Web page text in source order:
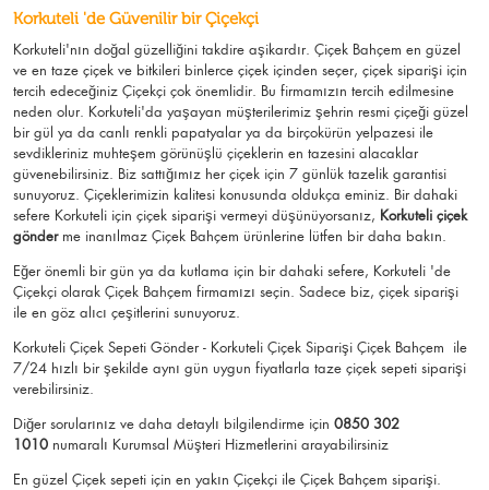
Korkuteli 'de Güvenilir bir Çiçekçi
Korkuteli'nın doğal güzelliğini takdire aşikardır. Çiçek Bahçem en güzel
ve en taze çiçek ve bitkileri binlerce çiçek içinden seçer, çiçek siparişi için
tercih edeceğiniz Çiçekçi çok önemlidir. Bu firmamızın tercih edilmesine
neden olur. Korkuteli'da yaşayan müşterilerimiz şehrin resmi çiçeği güzel
bir gül ya da canlı renkli papatyalar ya da birçokürün yelpazesi ile
sevdikleriniz muhteşem görünüşlü çiçeklerin en tazesini alacaklar
güvenebilirsiniz. Biz sattığımız her çiçek için 7 günlük tazelik garantisi
sunuyoruz. Çiçeklerimizin kalitesi konusunda oldukça eminiz. Bir dahaki
sefere Korkuteli için çiçek siparişi vermeyi düşünüyorsanız, Korkuteli çiçek
gönderme inanılmaz Çiçek Bahçem ürünlerine lütfen bir daha bakın.
Eğer önemli bir gün ya da kutlama için bir dahaki sefere, Korkuteli 'de
Çiçekçi olarak Çiçek Bahçem firmamızı seçin. Sadece biz, çiçek siparişi
ile en göz alıcı çeşitlerini sunuyoruz.
Korkuteli Çiçek Sepeti Gönder - Korkuteli Çiçek Siparişi Çiçek Bahçem ile
7/24 hızlı bir şekilde aynı gün uygun fiyatlarla taze çiçek sepeti siparişi
verebilirsiniz.
Diğer sorularınız ve daha detaylı bilgilendirme için 0850 302
1010 numaralı Kurumsal Müşteri Hizmetlerini arayabilirsiniz
En güzel Çiçek sepeti için en yakın Çiçekçi ile Çiçek Bahçem siparişi.